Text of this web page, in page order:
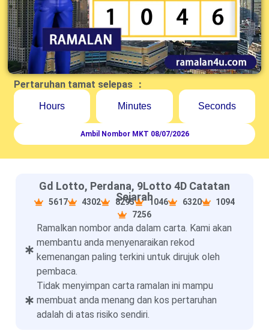
Pertaruhan tamat selepas ：
Hours Minutes Seconds
Ambil Nombor MKT 08/07/2026
Gd Lotto, Perdana, 9Lotto 4D Catatan
Sejarah
5617 4302 8295 1046 6320
1094
7256
Ramalkan nombor anda dalam carta. Kami akan
membantu anda menyenaraikan rekod
kemenangan paling terkini untuk dirujuk oleh
pembaca.
Tidak menyimpan carta ramalan ini mampu
membuat anda menang dan kos pertaruhan
adalah di atas risiko sendiri.